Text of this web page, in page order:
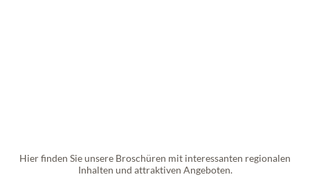
Hier finden Sie unsere Broschüren mit interessanten regionalen
Inhalten und attraktiven Angeboten.